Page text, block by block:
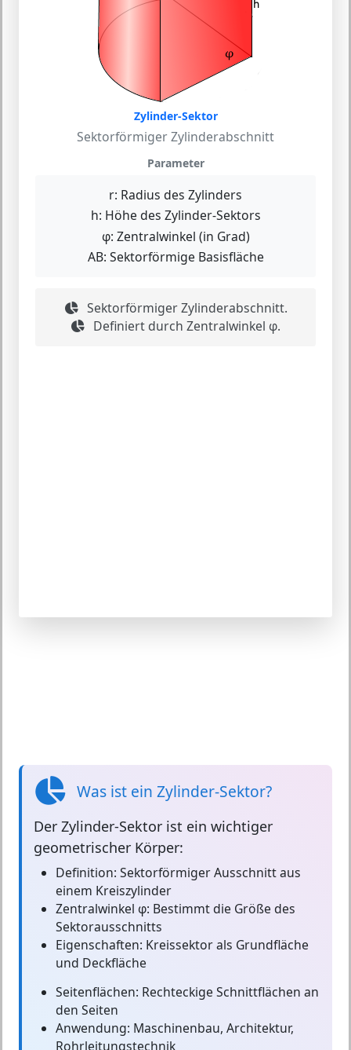
Zylinder-Sektor
Sektorförmiger Zylinderabschnitt
Parameter
r: Radius des Zylinders
h: Höhe des Zylinder-Sektors
φ: Zentralwinkel (in Grad)
AB: Sektorförmige Basisfläche
Sektorförmiger Zylinderabschnitt.
Definiert durch Zentralwinkel φ.
Was ist ein Zylinder-Sektor?
Der Zylinder-Sektor ist ein wichtiger
geometrischer Körper:
Definition: Sektorförmiger Ausschnitt aus
einem Kreiszylinder
Zentralwinkel φ: Bestimmt die Größe des
Sektorausschnitts
Eigenschaften: Kreissektor als Grundfläche
und Deckfläche
Seitenflächen: Rechteckige Schnittflächen an
den Seiten
Anwendung: Maschinenbau, Architektur,
Rohrleitungstechnik